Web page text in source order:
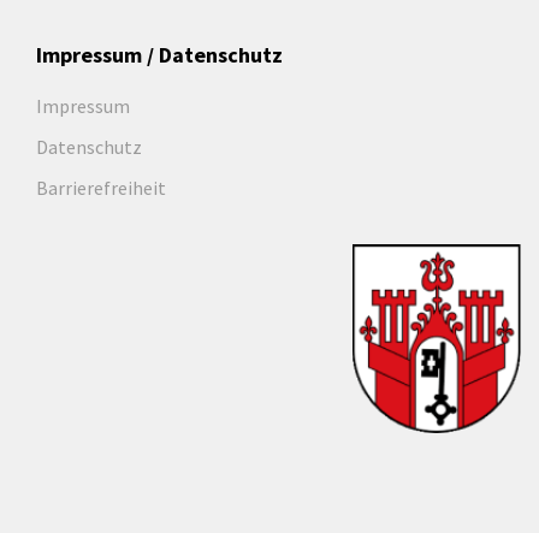
Impressum / Datenschutz
Impressum
Datenschutz
Barrierefreiheit